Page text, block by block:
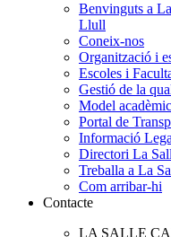
Benvinguts a
Llull
Coneix-nos
Organització i
Escoles i
Gestió de la
Model acadèmic
Portal de
Informació
Directori La
Treballa a La
Com arribar-hi
Contacte
LA SALLE